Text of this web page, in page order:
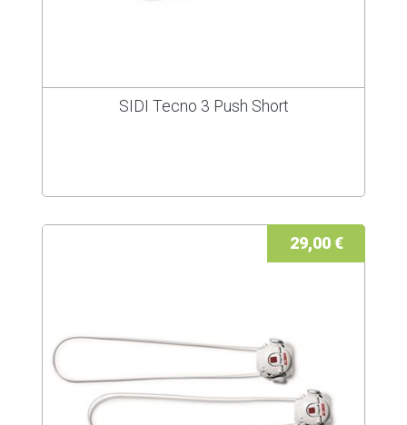
SIDI Tecno 3 Push Short
29,00 €